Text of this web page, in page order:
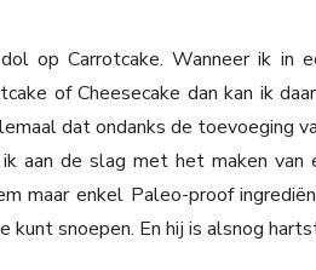
op Carrotcake. Wanneer ik in
of Cheesecake dan kan ik
dat ondanks de toevoeging
aan de slag met het maken van
maar enkel Paleo-proof
kunt snoepen. En hij is alsnog